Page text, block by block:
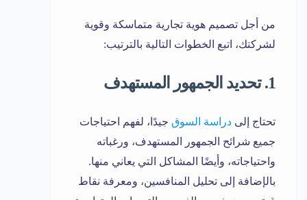
من أجل تصميم هوية تجارية متماسكة وقوية
لشركتك، اتبع الخطوات التالية بالترتيب:
1. تحديد الجمهور المستهدف
تحتاج إلى دراسة السوق جيدًا، لفهم احتياجات
جميع شرائح الجمهور المستهدف، ورغباته
واحتياجاته، وأيضًا المشاكل التي يعاني منها.
بالإضافة إلى تحليل المنافسين، ومعرفة نقاط